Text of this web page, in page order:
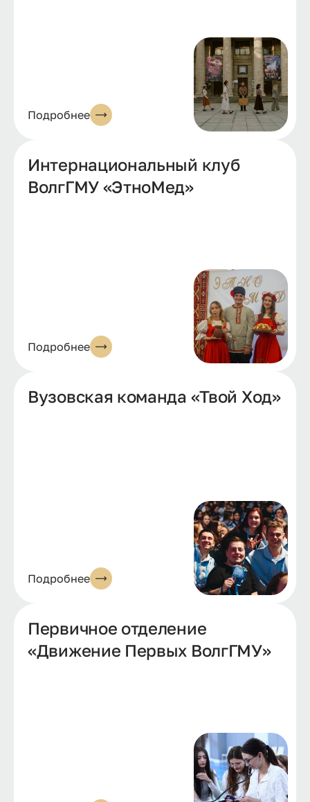
Подробнее
Интернациональный клуб
ВолгГМУ «ЭтноМед»
Подробнее
Вузовская команда «Твой Ход»
Подробнее
Первичное отделение
«Движение Первых ВолгГМУ»